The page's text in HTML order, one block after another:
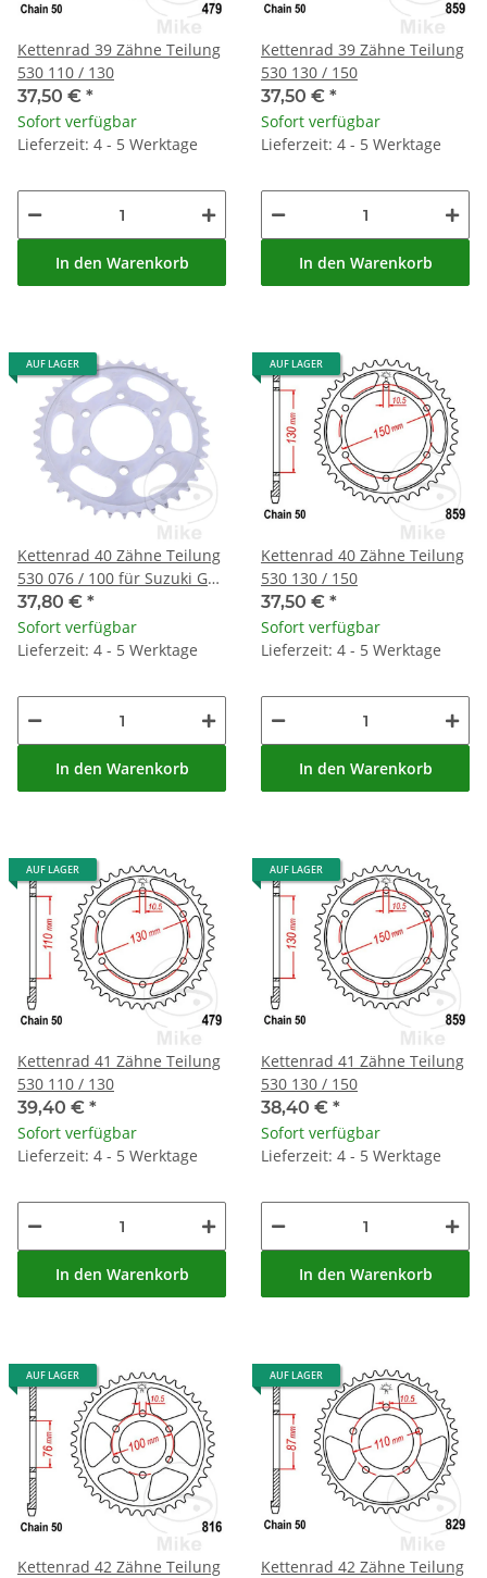
Kettenrad 39 Zähne Teilung
530 110 / 130
37,50 € *
Sofort verfügbar
Lieferzeit: 4 - 5 Werktage
In den Warenkorb
Kettenrad 39 Zähne Teilung
530 130 / 150
37,50 € *
Sofort verfügbar
Lieferzeit: 4 - 5 Werktage
In den Warenkorb
AUF LAGER
Kettenrad 40 Zähne Teilung
530 076 / 100 für Suzuki GSF
1200 Bandit GSX 1200
Inazuma
37,80 € *
Sofort verfügbar
Lieferzeit: 4 - 5 Werktage
In den Warenkorb
AUF LAGER
Kettenrad 40 Zähne Teilung
530 130 / 150
37,50 € *
Sofort verfügbar
Lieferzeit: 4 - 5 Werktage
In den Warenkorb
AUF LAGER
Kettenrad 41 Zähne Teilung
530 110 / 130
39,40 € *
Sofort verfügbar
Lieferzeit: 4 - 5 Werktage
In den Warenkorb
AUF LAGER
Kettenrad 41 Zähne Teilung
530 130 / 150
38,40 € *
Sofort verfügbar
Lieferzeit: 4 - 5 Werktage
In den Warenkorb
AUF LAGER
Kettenrad 42 Zähne Teilung
AUF LAGER
Kettenrad 42 Zähne Teilung